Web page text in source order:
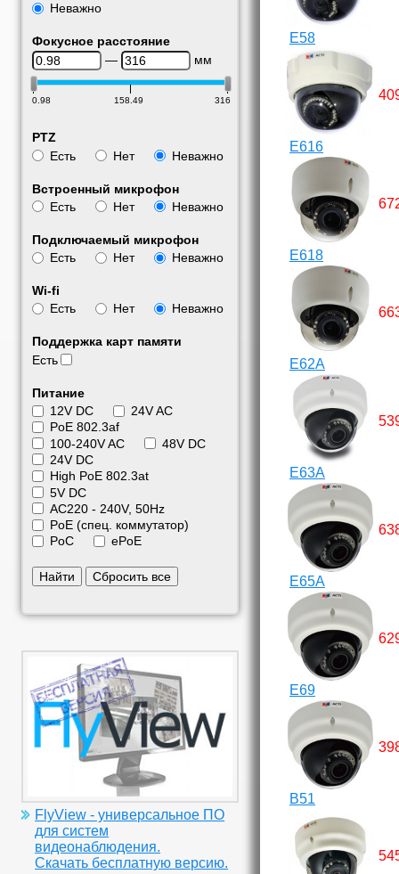
Неважно
Фокусное расстояние
—
мм
0.98 158.49 316
PTZ
Есть
Нет Неважно
Встроенный микрофон
Есть
Нет Неважно
Подключаемый микрофон
Есть
Нет Неважно
Wi-fi
Есть
Нет Неважно
Поддержка карт памяти
Есть
Питание
12V DC
24V AC
PoE 802.3af
100-240V AC
48V DC
24V DC
High PoE 802.3at
5V DC
АС220 - 240V, 50Hz
PoE (спец. коммутатор)
PoC
ePoE
Найти Сбросить все
FlyView - универсальное ПО
для систем
видеонаблюдения.
Скачать бесплатную версию.
E58
E616
E618
E62A
E63A
E65A
E69
B51